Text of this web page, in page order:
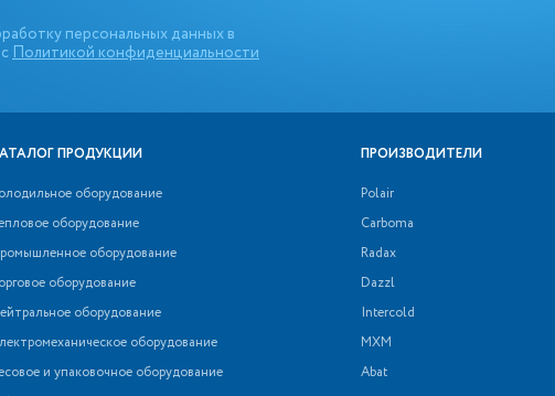
персональных данных в
Политикой конфиденциальности
ПРОДУКЦИИ
оборудование
оборудование
оборудование
оборудование
оборудование
оборудование
и упаковочное оборудование
ПРОИЗВОДИТЕЛИ
Polair
Carboma
Radax
Dazzl
Intercold
МХМ
Abat